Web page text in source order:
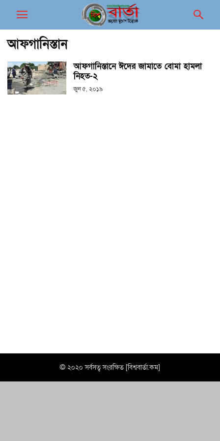
আফগানিস্তান
আফগানিস্তানে ঈদের জামাতে বোমা হামলা
নিহত-২
জুন ৫, ২০১৯
© ২০২০ সর্বসত্ব সংরক্ষিত [বিশ্ববার্তা.কম]